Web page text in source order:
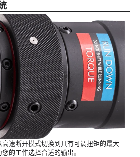
速断开模式切换到具有可调扭矩的最大
的工作选择合适的输出。